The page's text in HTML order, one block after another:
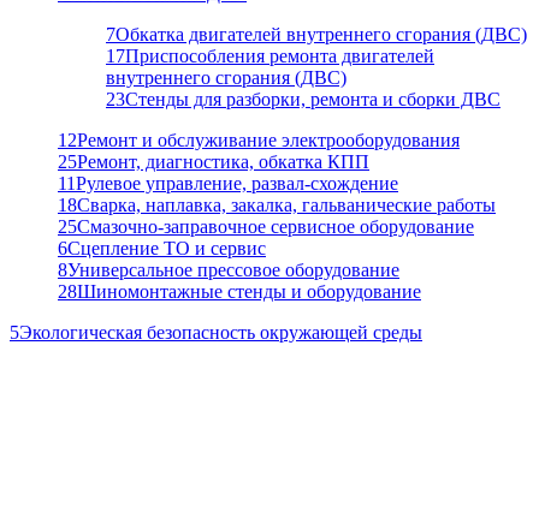
7Обкатка двигателей внутреннего сгорания (ДВС)
17Приспособления ремонта двигателей
внутреннего сгорания (ДВС)
23Стенды для разборки, ремонта и сборки ДВС
12Ремонт и обслуживание электрооборудования
25Ремонт, диагностика, обкатка КПП
11Рулевое управление, развал-схождение
18Сварка, наплавка, закалка, гальванические работы
25Смазочно-заправочное сервисное оборудование
6Сцепление ТО и сервис
8Универсальное прессовое оборудование
28Шиномонтажные стенды и оборудование
5Экологическая безопасность окружающей среды